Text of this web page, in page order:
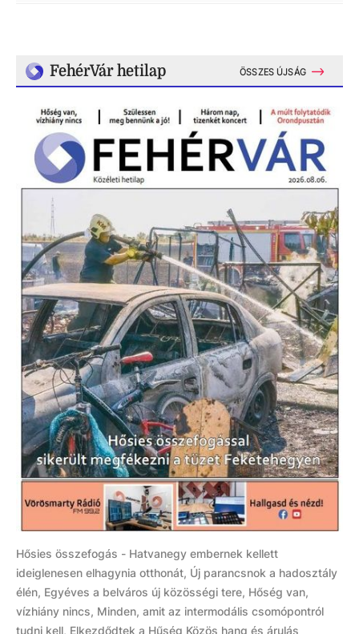
FehérVár hetilap ÖSSZES ÚJSÁG
Hősies összefogás - Hatvanegy embernek kellett
ideiglenesen elhagynia otthonát, Új parancsnok a hadosztály
élén, Egyéves a belváros új közösségi tere, Hőség van,
vízhiány nincs, Minden, amit az intermodális csomópontról
tudni kell, Elkezdődtek a Hűség Közös hang és árulás